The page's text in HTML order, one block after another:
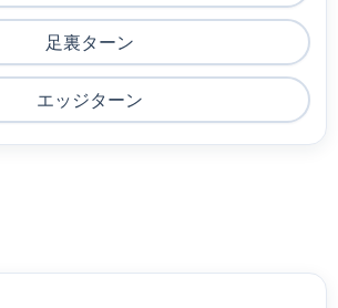
足裏ターン
エッジターン